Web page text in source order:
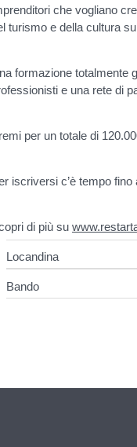
che vogliano
turismo e della cultura
formazione totalmente
e una rete di
per un totale di
iscriversi c’è tempo fino
di più su
Locandina
Bando